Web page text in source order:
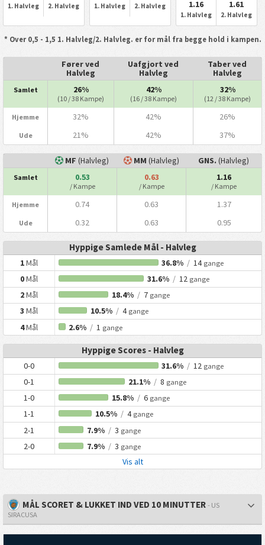
1. Halvleg 2. Halvleg 1. Halvleg 2. Halvleg 1.16
1. Halvleg
1.61
2. Halvleg
* Over 0,5 - 1,5 1. Halvleg/2. Halvleg. er for mål fra begge hold i kampen.
Fører ved
Halvleg
Uafgjort ved
Halvleg
Taber ved
Halvleg
Samlet 26%
(10 / 38 Kampe)
42%
(16 / 38 Kampe)
32%
(12 / 38 Kampe)
Hjemme 32% 42% 26%
Ude 21% 42% 37%
MF (Halvleg) MM (Halvleg) GNS. (Halvleg)
Samlet 0.53
/ Kampe
0.63
/ Kampe
1.16
/ Kampe
Hjemme 0.74 0.63 1.37
Ude 0.32 0.63 0.95
Hyppige Samlede Mål - Halvleg
1Mål 36.8% / 14 gange
0Mål 31.6% / 12 gange
2Mål 18.4% /7 gange
3Mål 10.5% /4 gange
4Mål 2.6% / 1 gange
Hyppige Scores - Halvleg
0-0 31.6% / 12 gange
0-1 21.1% /8 gange
1-0 15.8% /6 gange
1-1 10.5% /4 gange
2-1 7.9% /3 gange
2-0 7.9% /3 gange
Vis alt
MÅL SCORET & LUKKET IND VED 10 MINUTTER - US
SIRACUSA